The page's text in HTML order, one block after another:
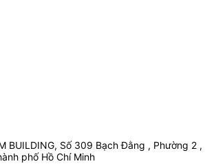
BUILDING, Số 309 Bạch Đằng , Phường 2 ,
phố Hồ Chí Minh